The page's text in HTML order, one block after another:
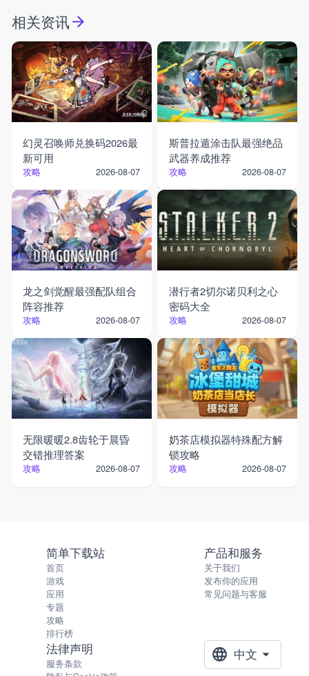
相关资讯
幻灵召唤师兑换码2026最
新可用
攻略 2026-08-07
斯普拉遁涂击队最强绝品
武器养成推荐
攻略 2026-08-07
龙之剑觉醒最强配队组合
阵容推荐
攻略 2026-08-07
潜行者2切尔诺贝利之心
密码大全
攻略 2026-08-07
无限暖暖2.8齿轮于晨昏
交错推理答案
攻略 2026-08-07
奶茶店模拟器特殊配方解
锁攻略
攻略 2026-08-07
简单下载站
首页
游戏
应用
专题
攻略
排行榜
产品和服务
关于我们
发布你的应用
常见问题与客服
法律声明
服务条款
中文